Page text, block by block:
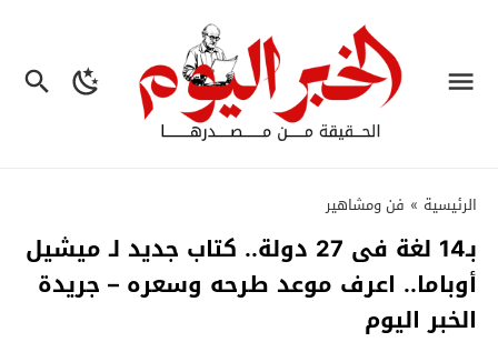
الرئيسية » فن ومشاهير
بـ14 لغة فى 27 دولة.. كتاب جديد لـ ميشيل
أوباما.. اعرف موعد طرحه وسعره – جريدة
الخبر اليوم